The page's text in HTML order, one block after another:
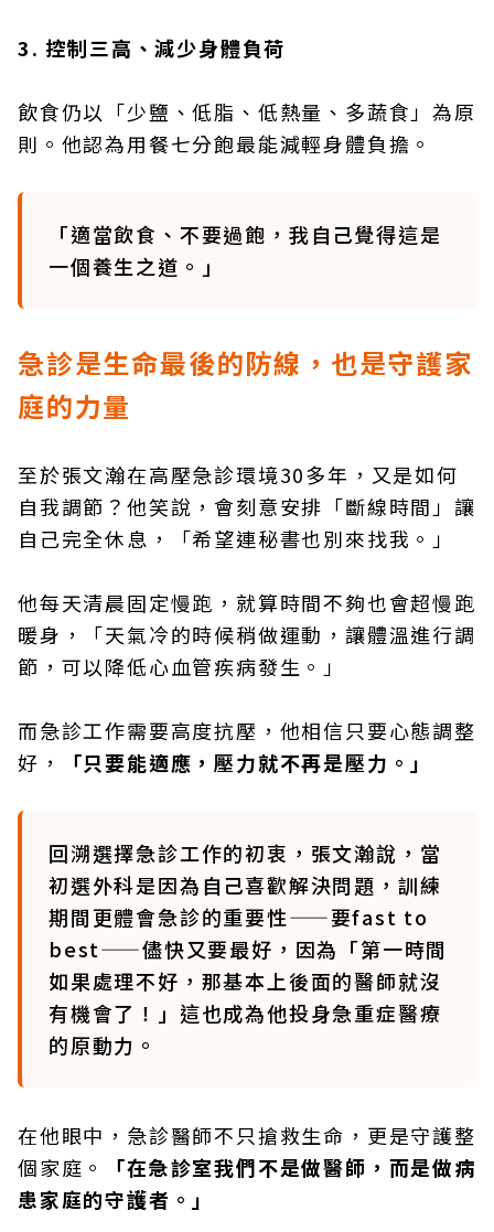
3. 控制三高、減少身體負荷
飲食仍以「少鹽、低脂、低熱量、多蔬食」為原
則。他認為用餐七分飽最能減輕身體負擔。
「適當飲食、不要過飽，我自己覺得這是
一個養生之道。」
急診是生命最後的防線，也是守護家
庭的力量
至於張文瀚在高壓急診環境30多年，又是如何
自我調節？他笑說，會刻意安排「斷線時間」讓
自己完全休息，「希望連秘書也別來找我。」
他每天清晨固定慢跑，就算時間不夠也會超慢跑
暖身，「天氣冷的時候稍做運動，讓體溫進行調
節，可以降低心血管疾病發生。」
而急診工作需要高度抗壓，他相信只要心態調整
好，
「只要能適應，壓力就不再是壓力。」
回溯選擇急診工作的初衷，張文瀚說，當
初選外科是因為自己喜歡解決問題，訓練
期間更體會急診的重要性——要fast to
best——儘快又要最好，因為「第一時間
如果處理不好，那基本上後面的醫師就沒
有機會了！」這也成為他投身急重症醫療
的原動力。
在他眼中，急診醫師不只搶救生命，更是守護整
個家庭。
「在急診室我們不是做醫師，而是做病
患家庭的守護者。」